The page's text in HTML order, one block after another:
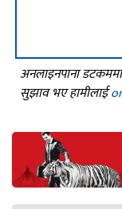
अनलाइनपाना
सुझाव भए हामीलाई